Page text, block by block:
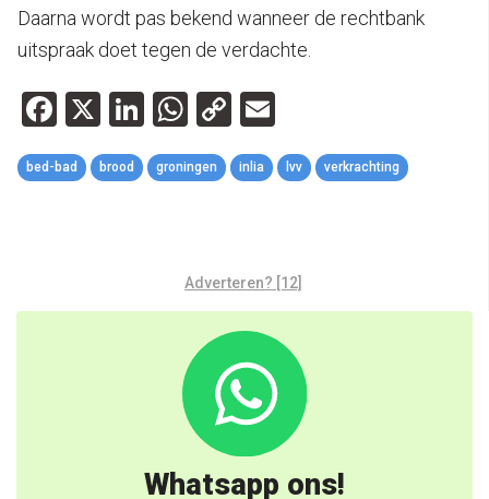
Daarna wordt pas bekend wanneer de rechtbank
uitspraak doet tegen de verdachte.
Facebook
X LinkedIn
WhatsApp
Copy
Link
bed-bad brood groningen inlia lvv verkrachting
Adverteren? [12]
Whatsapp ons!